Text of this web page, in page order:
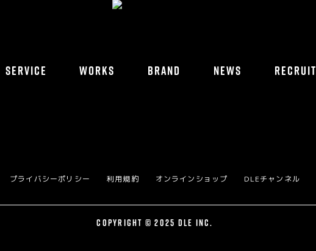
SERVICE WORKS BRAND NEWS RECRUIT
プライバシーポリシー 利用規約 オンラインショップ DLEチャンネル
COPYRIGHT © 2025 DLE INC.